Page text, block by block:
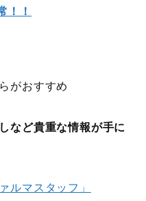
！！
がおすすめ
など貴重な情報が手に
ルマスタッフ」